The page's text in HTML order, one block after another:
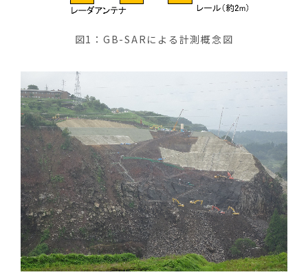
図1：GB-SARによる計測概念図